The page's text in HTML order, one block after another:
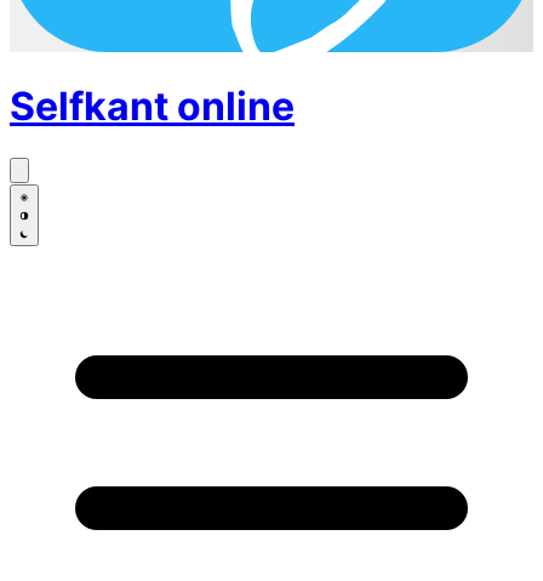
Selfkant online